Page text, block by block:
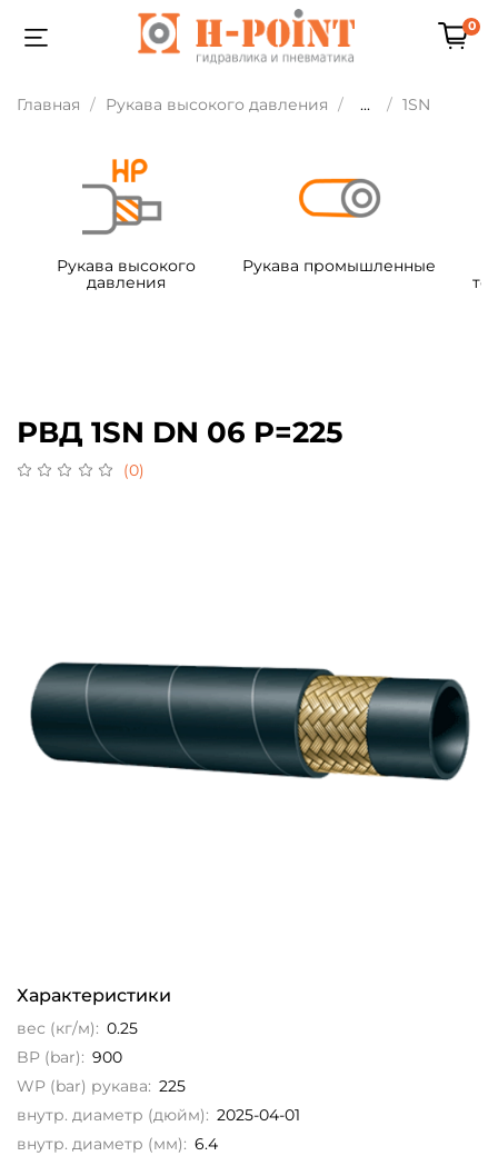
0
Главная Рукава высокого давления ... 1SN
Рукава высокого
давления
Рукава промышленные
РВД 1SN DN 06 P=225
(0)
Характеристики
вес (кг/м): 0.25
BP (bar): 900
WP (bar) рукава: 225
внутр. диаметр (дюйм): 2025-04-01
внутр. диаметр (мм): 6.4